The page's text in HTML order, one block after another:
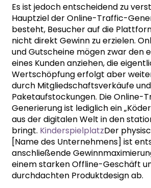
Es ist jedoch entscheidend zu
Hauptziel der Online-Traffic-
besteht, Besucher auf die
nicht direkt Gewinn zu erzielen.
und Gutscheine mögen zwar den
eines Kunden anziehen, die
Wertschöpfung erfolgt aber
durch Mitgliedschaftsverkäufe und
Paketaufstockungen. Die Online-
Generierung ist lediglich ein
aus der digitalen Welt in den
bringt. KinderspielplatzDer
[Name des Unternehmens] ist
anschließende
einem starken Offline-Geschäft
durchdachten Produktdesign ab.